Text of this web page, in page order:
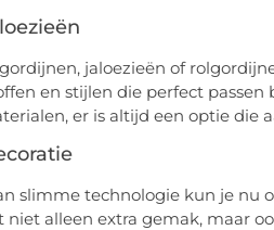
jaloezieën of
en stijlen die perfect
er is altijd een optie die
slimme technologie kun je nu
niet alleen extra gemak, maar